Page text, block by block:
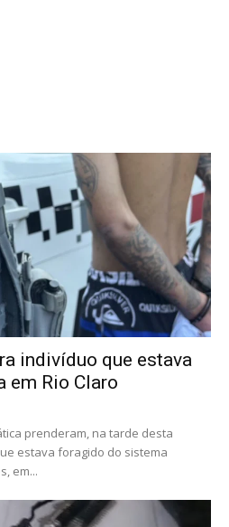
indivíduo que estava
em Rio Claro
prenderam, na tarde desta
estava foragido do sistema
em...